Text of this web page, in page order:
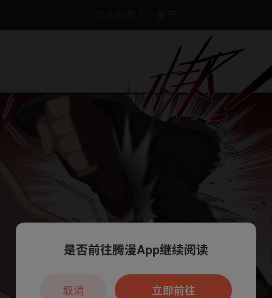
点击加载上一章节
本章节仅支持App阅读，可打开App新用
户7天免费看
是否前往腾漫App继续阅读
立即前往
取消